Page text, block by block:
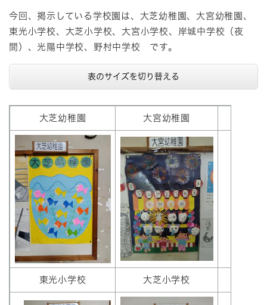
今回、掲示している学校園は、大芝幼稚園、大宮幼稚園、
東光小学校、大芝小学校、大宮小学校、岸城中学校（夜
間）、光陽中学校、野村中学校 です。
表のサイズを切り替える
大芝幼稚園 大宮幼稚園
東光小学校 大芝小学校